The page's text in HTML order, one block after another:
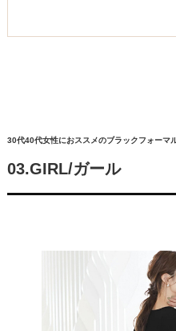
30代40代女性におススメのブラックフォーマ
03.GIRL/ガール